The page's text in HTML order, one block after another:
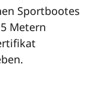
Sportbootes
Metern